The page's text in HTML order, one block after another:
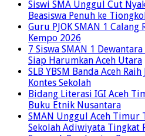
Siswi SMA Unggul Cut
Beasiswa Penuh ke
Guru PJOK SMAN 1 Calang
Kempo 2026
7 Siswa SMAN 1
Siap Harumkan Aceh Utara
SLB YBSM Banda Aceh
Kontes Sekolah
Bidang Literasi IGI Aceh
Buku Etnik Nusantara
SMAN Unggul Aceh Timur
Sekolah Adiwiyata Tingkat